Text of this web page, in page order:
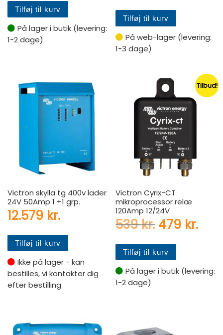
Tilføj til kurv
På lager i butik (levering:
1-2 dage)
Tilføj til kurv
På web-lager (levering:
1-3 dage)
Victron skylla tg 400v lader
24V 50Amp 1 +1 grp.
12.579 kr.
Tilføj til kurv
Ikke på lager - kan
bestilles, vi kontakter dig
efter bestilling
Tilbud!
Victron Cyrix-CT
mikroprocessor relæ
120Amp 12/24V
539kr. Den
479 kr.
Tilføj til kurv
På lager i butik (levering:
1-2 dage)